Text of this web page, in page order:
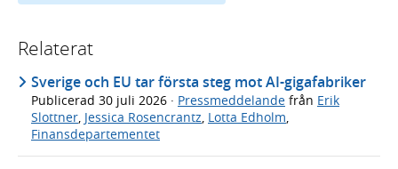
Relaterat
Sverige och EU tar första steg mot AI-gigafabriker
Publicerad 30 juli 2026 · Pressmeddelande från Erik
Slottner, Jessica Rosencrantz, Lotta Edholm,
Finansdepartementet